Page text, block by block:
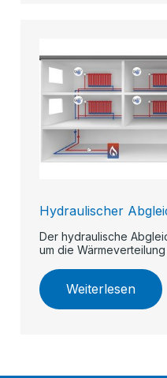
Hydraulischer
Der hydraulische
um die
Weiterlesen